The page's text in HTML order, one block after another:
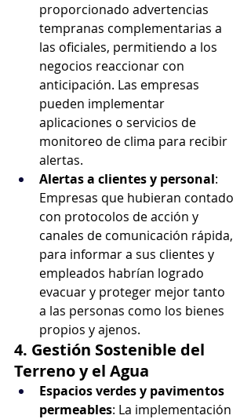
proporcionado advertencias
tempranas complementarias a
las oficiales, permitiendo a los
negocios reaccionar con
anticipación. Las empresas
pueden implementar
aplicaciones o servicios de
monitoreo de clima para recibir
alertas.
Alertas a clientes y personal:
Empresas que hubieran contado
con protocolos de acción y
canales de comunicación rápida,
para informar a sus clientes y
empleados habrían logrado
evacuar y proteger mejor tanto
a las personas como los bienes
propios y ajenos.
4. Gestión Sostenible del
Terreno y el Agua
Espacios verdes y pavimentos
permeables: La implementación